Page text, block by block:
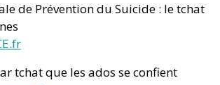
de Prévention du Suicide : le tchat
tchat que les ados se confient